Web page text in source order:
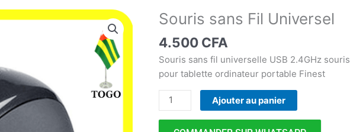
Souris sans Fil Universel
4.500 CFA
Souris sans fil universelle USB 2.4GHz
pour tablette ordinateur portable Finest
quantité
Souris
sans
Fil
Ajouter au panier